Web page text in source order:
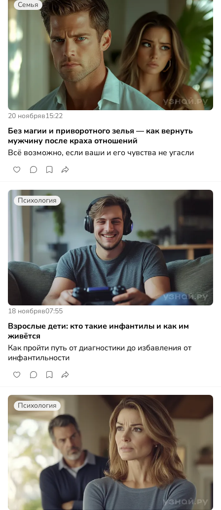
Семья
20 ноябряв15:22
Без магии и приворотного зелья — как вернуть
мужчину после краха отношений
Всё возможно, если ваши и его чувства не угасли
Психология
18 ноябряв07:55
Взрослые дети: кто такие инфантилы и как им
живётся
Как пройти путь от диагностики до избавления от
инфантильности
Психология